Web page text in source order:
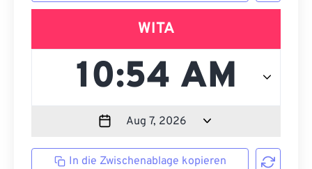
WITA
In die Zwischenablage kopieren